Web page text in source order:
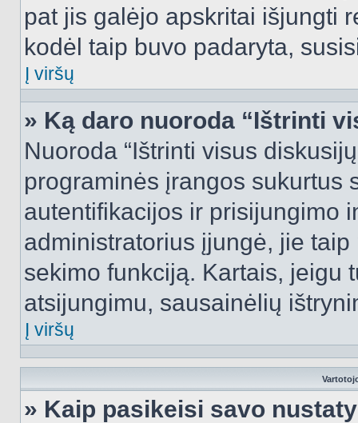
pat jis galėjo apskritai išjungti
kodėl taip buvo padaryta,
Į viršų
» Ką daro nuoroda “Ištrinti
Nuoroda “Ištrinti visus
programinės įrangos sukurtus
autentifikacijos ir prisijungimo
administratorius įjungė, jie
sekimo funkciją. Kartais, jeigu
atsijungimu, sausainėlių
Į viršų
» Kaip pasikeisi savo